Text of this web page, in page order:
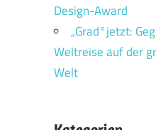
Design-Award
„Grad°jetzt:
Weltreise auf der
Welt